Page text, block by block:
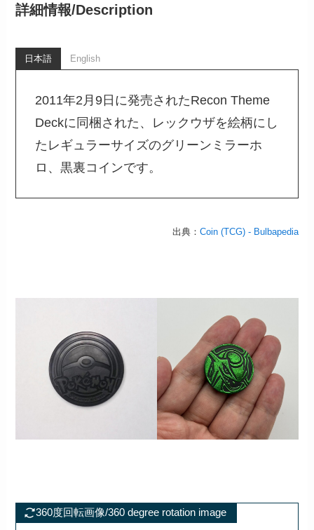
詳細情報/Description
日本語 English
2011年2月9日に発売されたRecon Theme
Deckに同梱された、レックウザを絵柄にし
たレギュラーサイズのグリーンミラーホ
ロ、黒裏コインです。
出典： Coin (TCG) - Bulbapedia
360度回転画像/360 degree rotation image